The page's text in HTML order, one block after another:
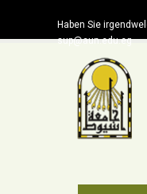
Haben Sie
sup@aun.edu.eg